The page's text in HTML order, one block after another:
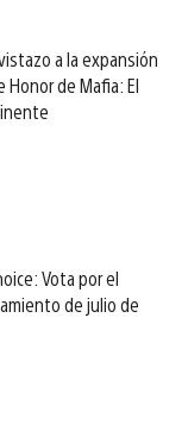
a la expansión
Honor de Mafia: El
Vota por el
de julio de